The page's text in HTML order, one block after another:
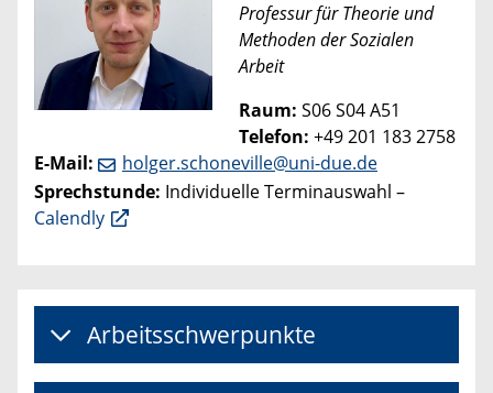
Professur für Theorie und
Methoden der Sozialen
Arbeit
Raum: S06 S04 A51
Telefon: +49 201 183 2758
E-Mail:
holger.schoneville@uni-due.de
Sprechstunde: Individuelle Terminauswahl –
Calendly
Arbeitsschwerpunkte